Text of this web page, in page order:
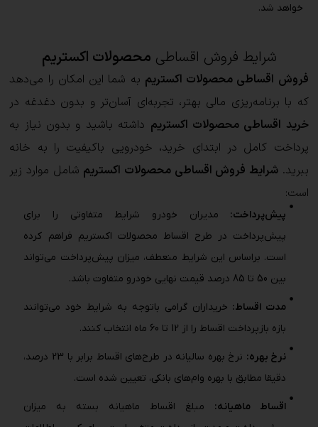
خواهد شد.
شرایط فروش اقساطی محصولات اکستریم
فروش اقساطی محصولات اکستریم به شما این امکان را می‌دهد
که با برنامه‌ریزی مالی بهتر، تجربه‌ای آسان‌تر و بدون دغدغه در
خرید اقساطی محصولات اکستریم داشته باشید و بدون نیاز به
پرداخت کامل در ابتدای خرید، خودرویی باکیفیت را به خانه
ببرید.شرایط فروش اقساطی محصولات اکستریم شامل موارد زیر
است:
پیش‌پرداخت: مدیران خودرو شرایط متفاوتی را برای
پیش‌پرداخت در طرح اقساط محصولات اکستریم فراهم کرده
است. براساس این شرایط منعطف، میزان پیش‌پرداخت می‌تواند
بین 50 تا 85 درصد قیمت نهایی خودرو متفاوت باشد.
مدت اقساط: خریداران گرامی باتوجه به شرایط خود می‌توانند
بازه بازپرداخت اقساط را از 12 تا 60 ماه انتخاب کنند.
نرخ بهره:
نرخ بهره سالیانه در طرح‌های اقساط برابر با 23 درصد،
دقیقا مطابق با بهره وام‌های بانکی، تعیین شده است.
اقساط ماهیانه: مبلغ اقساط ماهیانه بسته به میزان